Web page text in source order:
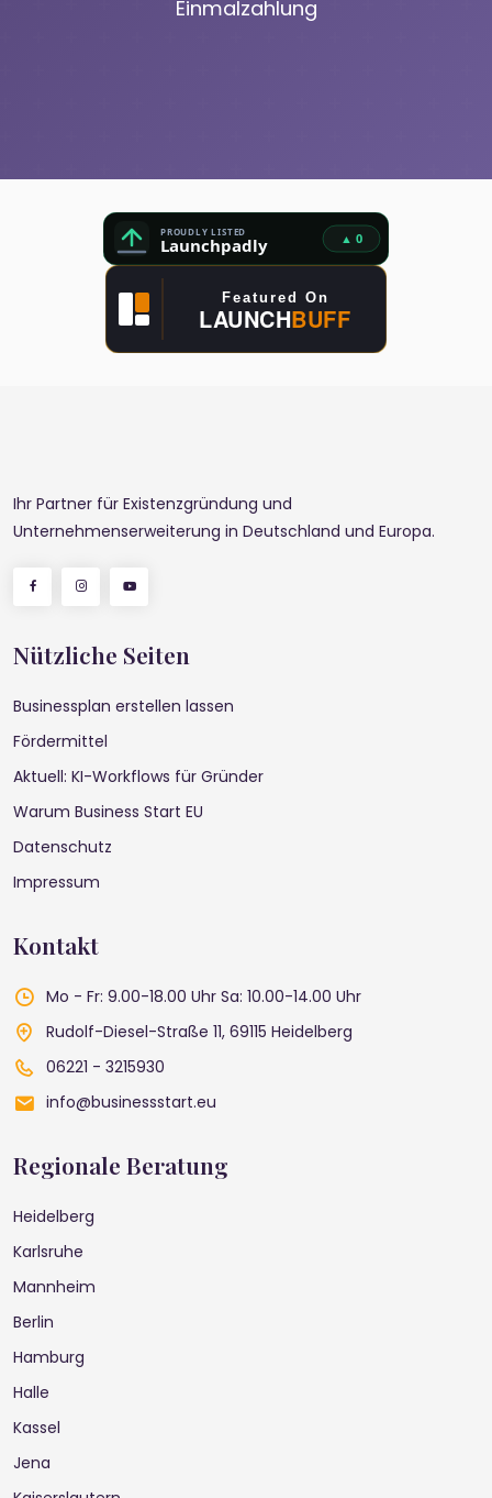
Einmalzahlung
Ihr Partner für Existenzgründung und
Unternehmenserweiterung in Deutschland und Europa.
Nützliche Seiten
Businessplan erstellen lassen
Fördermittel
Aktuell: KI-Workflows für Gründer
Warum Business Start EU
Datenschutz
Impressum
Kontakt
Mo - Fr: 9.00-18.00 Uhr Sa: 10.00-14.00 Uhr
Rudolf-Diesel-Straße 11, 69115 Heidelberg
06221 - 3215930
info@businessstart.eu
Regionale Beratung
Heidelberg
Karlsruhe
Mannheim
Berlin
Hamburg
Halle
Kassel
Jena